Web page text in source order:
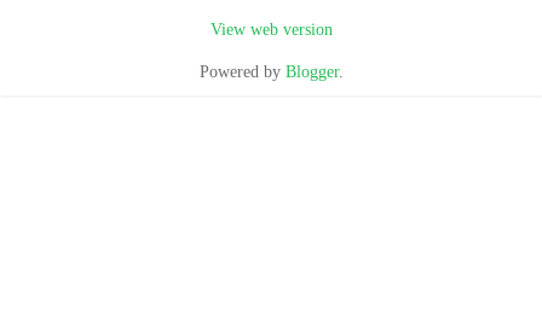
View web version
Powered by Blogger.